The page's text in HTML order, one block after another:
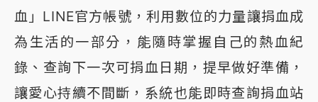
血」LINE官方帳號，利用數位的力量讓捐血成
為生活的一部分，能隨時掌握自己的熱血紀
錄、查詢下一次可捐血日期，提早做好準備，
讓愛心持續不間斷，系統也能即時查詢捐血站